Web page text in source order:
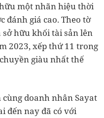
một nhãn hiệu thời
đánh giá cao. Theo tờ
hữu khối tài sản lên
2023, xếp thứ 11 trong
giàu nhất thế
cùng doanh nhân Sayat
đến nay đã có với